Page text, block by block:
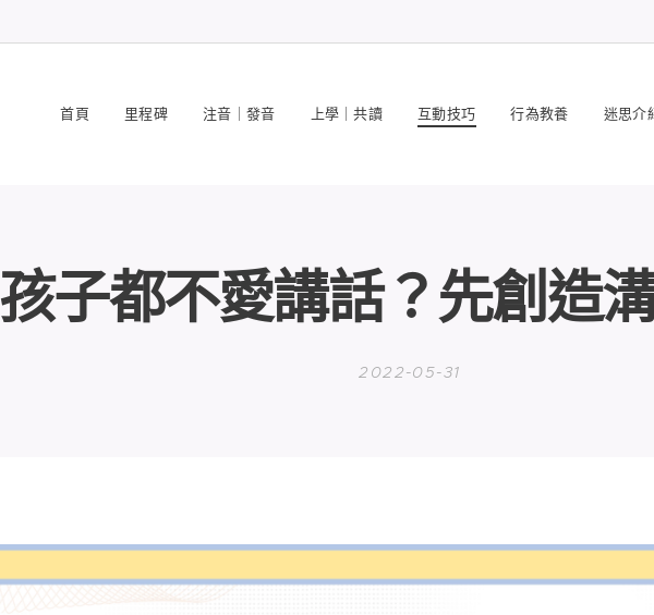
首頁 里程碑 注音｜發音 上學｜共讀 互動技巧 行為教養 迷思介
孩子都不愛講話？先創造
2022-05-31